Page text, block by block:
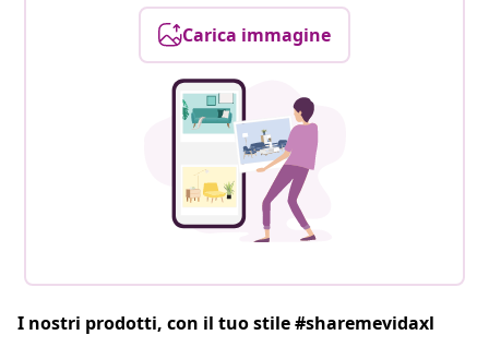
Carica immagine
I nostri prodotti, con il tuo stile #sharemevidaxl